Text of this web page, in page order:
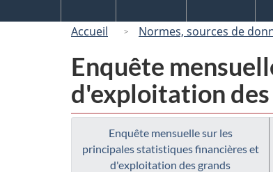
Accueil Normes, sources de
Enquête
d'exploitation
Enquête mensuelle sur les
principales statistiques financières et
d'exploitation des grands